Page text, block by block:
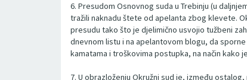
6. Presudom Osnovnog suda u Trebinju (u
tražili naknadu štete od apelanta zbog klevete.
presudu tako što je djelimično usvojio tužbeni
dnevnom listu i na apelantovom blogu, da
kamatama i troškovima postupka, na način
7. U obrazloženju Okružni sud je, između